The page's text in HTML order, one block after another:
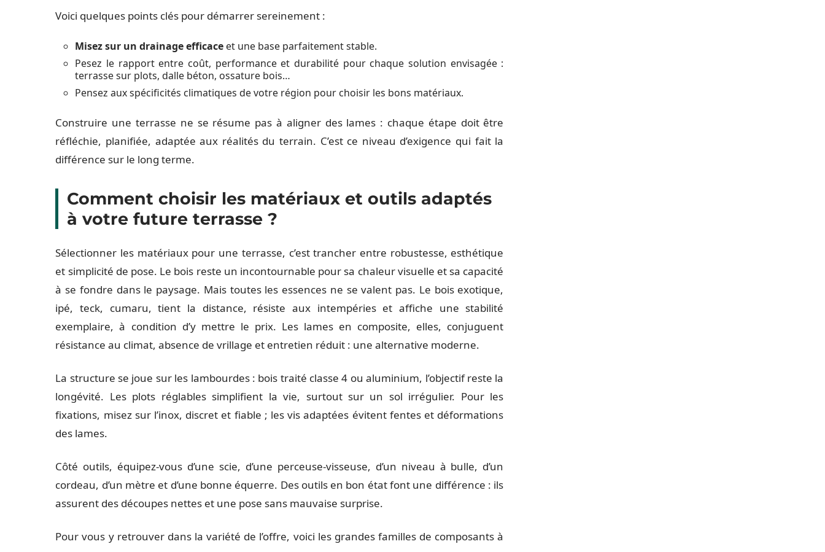
Voici quelques points clés pour démarrer sereinement :
Misez sur un drainage efficace et une base parfaitement stable.
Pesez le rapport entre coût, performance et durabilité pour chaque solution envisagée :
terrasse sur plots, dalle béton, ossature bois…
Pensez aux spécificités climatiques de votre région pour choisir les bons matériaux.
Construire une terrasse ne se résume pas à aligner des lames : chaque étape doit être
réfléchie, planifiée, adaptée aux réalités du terrain. C’est ce niveau d’exigence qui fait la
différence sur le long terme.
Comment choisir les matériaux et outils adaptés
à votre future terrasse ?
Sélectionner les matériaux pour une terrasse, c’est trancher entre robustesse, esthétique
et simplicité de pose. Le bois reste un incontournable pour sa chaleur visuelle et sa capacité
à se fondre dans le paysage. Mais toutes les essences ne se valent pas. Le bois exotique,
ipé, teck, cumaru, tient la distance, résiste aux intempéries et affiche une stabilité
exemplaire, à condition d’y mettre le prix. Les lames en composite, elles, conjuguent
résistance au climat, absence de vrillage et entretien réduit : une alternative moderne.
La structure se joue sur les lambourdes : bois traité classe 4 ou aluminium, l’objectif reste la
longévité. Les plots réglables simplifient la vie, surtout sur un sol irrégulier. Pour les
fixations, misez sur l’inox, discret et fiable ; les vis adaptées évitent fentes et déformations
des lames.
Côté outils, équipez-vous d’une scie, d’une perceuse-visseuse, d’un niveau à bulle, d’un
cordeau, d’un mètre et d’une bonne équerre. Des outils en bon état font une différence : ils
assurent des découpes nettes et une pose sans mauvaise surprise.
Pour vous y retrouver dans la variété de l’offre, voici les grandes familles de composants à